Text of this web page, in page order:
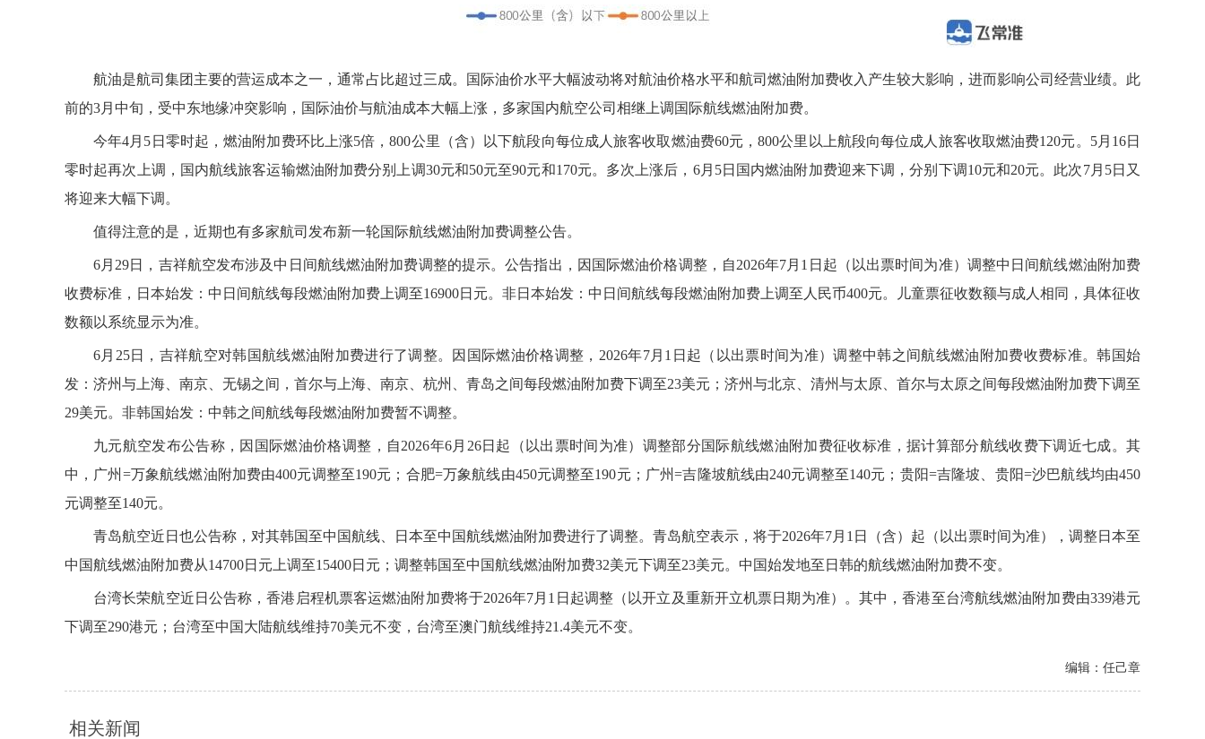
航油是航司集团主要的营运成本之一，通常占比超过三成。国际油价水平大幅波动将对航油价格水平和航司燃油附加费收入产生较大影响，进而影响公司经营业绩。此
前的3月中旬，受中东地缘冲突影响，国际油价与航油成本大幅上涨，多家国内航空公司相继上调国际航线燃油附加费。
今年4月5日零时起，燃油附加费环比上涨5倍，800公里（含）以下航段向每位成人旅客收取燃油费60元，800公里以上航段向每位成人旅客收取燃油费120元。5月16日
零时起再次上调，国内航线旅客运输燃油附加费分别上调30元和50元至90元和170元。多次上涨后，6月5日国内燃油附加费迎来下调，分别下调10元和20元。此次7月5日又
将迎来大幅下调。
值得注意的是，近期也有多家航司发布新一轮国际航线燃油附加费调整公告。
6月29日，吉祥航空发布涉及中日间航线燃油附加费调整的提示。公告指出，因国际燃油价格调整，自2026年7月1日起（以出票时间为准）调整中日间航线燃油附加费
收费标准，日本始发：中日间航线每段燃油附加费上调至16900日元。非日本始发：中日间航线每段燃油附加费上调至人民币400元。儿童票征收数额与成人相同，具体征收
数额以系统显示为准。
6月25日，吉祥航空对韩国航线燃油附加费进行了调整。因国际燃油价格调整，2026年7月1日起（以出票时间为准）调整中韩之间航线燃油附加费收费标准。韩国始
发：济州与上海、南京、无锡之间，首尔与上海、南京、杭州、青岛之间每段燃油附加费下调至23美元；济州与北京、清州与太原、首尔与太原之间每段燃油附加费下调至
29美元。非韩国始发：中韩之间航线每段燃油附加费暂不调整。
九元航空发布公告称，因国际燃油价格调整，自2026年6月26日起（以出票时间为准）调整部分国际航线燃油附加费征收标准，据计算部分航线收费下调近七成。其
中，广州=万象航线燃油附加费由400元调整至190元；合肥=万象航线由450元调整至190元；广州=吉隆坡航线由240元调整至140元；贵阳=吉隆坡、贵阳=沙巴航线均由450
元调整至140元。
青岛航空近日也公告称，对其韩国至中国航线、日本至中国航线燃油附加费进行了调整。青岛航空表示，将于2026年7月1日（含）起（以出票时间为准），调整日本至
中国航线燃油附加费从14700日元上调至15400日元；调整韩国至中国航线燃油附加费32美元下调至23美元。中国始发地至日韩的航线燃油附加费不变。
台湾长荣航空近日公告称，香港启程机票客运燃油附加费将于2026年7月1日起调整（以开立及重新开立机票日期为准）。其中，香港至台湾航线燃油附加费由339港元
下调至290港元；台湾至中国大陆航线维持70美元不变，台湾至澳门航线维持21.4美元不变。
编辑：任己章
相关新闻